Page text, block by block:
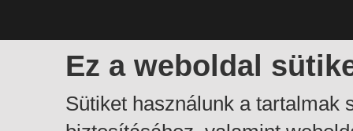
Ez a weboldal
Sütiket használunk a tartalmak